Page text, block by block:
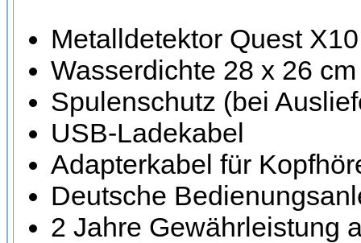
Metalldetektor Quest
Wasserdichte 28 x 26
Spulenschutz (bei
USB-Ladekabel
Adapterkabel für
Deutsche
2 Jahre Gewährleistung